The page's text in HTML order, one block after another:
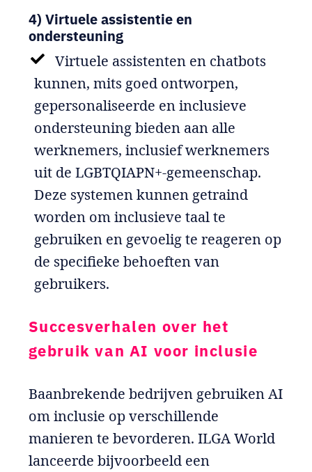
4) Virtuele assistentie en
ondersteuning
Virtuele assistenten en chatbots
kunnen, mits goed ontworpen,
gepersonaliseerde en inclusieve
ondersteuning bieden aan alle
werknemers, inclusief werknemers
uit de LGBTQIAPN+-gemeenschap.
Deze systemen kunnen getraind
worden om inclusieve taal te
gebruiken en gevoelig te reageren op
de specifieke behoeften van
gebruikers.
Succesverhalen over het
gebruik van AI voor inclusie
Baanbrekende bedrijven gebruiken AI
om inclusie op verschillende
manieren te bevorderen. ILGA World
lanceerde bijvoorbeeld een